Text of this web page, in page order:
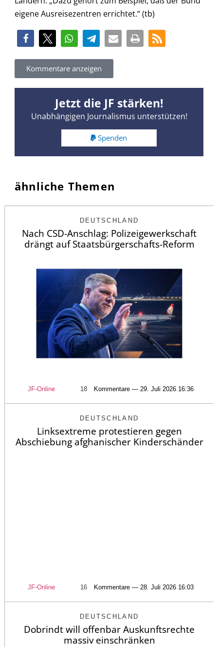
eigene Ausreisezentren errichtet.“ (tb)
Kommentare anzeigen
Jetzt die JF stärken!
Unabhängigen Journalismus unterstützen!
Spenden
ähnliche Themen
DEUTSCHLAND
Nach CSD-Anschlag: Polizeigewerkschaft
drängt auf Staatsbürgerschafts-Reform
JF-Online 18 Kommentare — 29. Juli 2026 16:36
DEUTSCHLAND
Linksextreme protestieren gegen
Abschiebung afghanischer Kinderschänder
JF-Online 16 Kommentare — 28. Juli 2026 16:03
DEUTSCHLAND
Dobrindt will offenbar Auskunftsrechte
massiv einschränken